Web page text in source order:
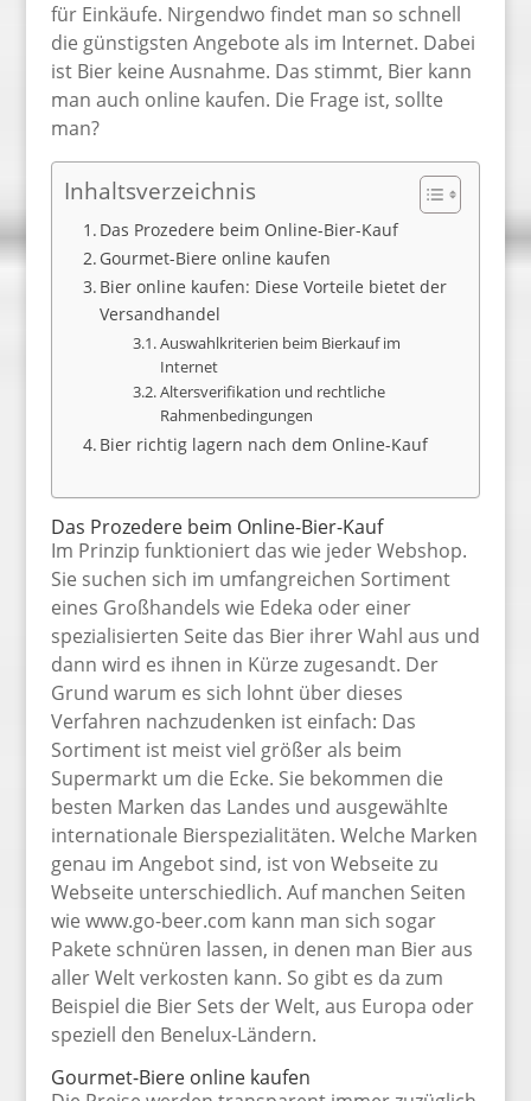
für Einkäufe. Nirgendwo findet man so schnell
die günstigsten Angebote als im Internet. Dabei
ist Bier keine Ausnahme. Das stimmt, Bier kann
man auch online kaufen. Die Frage ist, sollte
man?
Inhaltsverzeichnis
Das Prozedere beim Online-Bier-Kauf
Gourmet-Biere online kaufen
Bier online kaufen: Diese Vorteile bietet der
Versandhandel
Auswahlkriterien beim Bierkauf im
Internet
Altersverifikation und rechtliche
Rahmenbedingungen
Bier richtig lagern nach dem Online-Kauf
Das Prozedere beim Online-Bier-Kauf
Im Prinzip funktioniert das wie jeder Webshop.
Sie suchen sich im umfangreichen Sortiment
eines Großhandels wie Edeka oder einer
spezialisierten Seite das Bier ihrer Wahl aus und
dann wird es ihnen in Kürze zugesandt. Der
Grund warum es sich lohnt über dieses
Verfahren nachzudenken ist einfach: Das
Sortiment ist meist viel größer als beim
Supermarkt um die Ecke. Sie bekommen die
besten Marken das Landes und ausgewählte
internationale Bierspezialitäten. Welche Marken
genau im Angebot sind, ist von Webseite zu
Webseite unterschiedlich. Auf manchen Seiten
wie www.go-beer.com kann man sich sogar
Pakete schnüren lassen, in denen man Bier aus
aller Welt verkosten kann. So gibt es da zum
Beispiel die Bier Sets der Welt, aus Europa oder
speziell den Benelux-Ländern.
Gourmet-Biere online kaufen